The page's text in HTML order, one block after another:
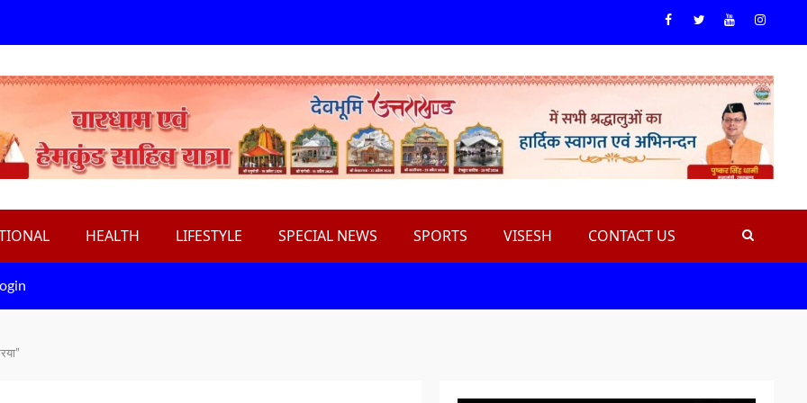
Facebook
TwiteerYoutube
HEALTH LIFESTYLE SPECIAL NEWS SPORTS VISESH CONTACT US